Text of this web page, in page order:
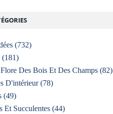
(732)
(181)
Des Bois Et Des Champs (82)
D'intérieur(78)
(49)
Et Succulentes (44)